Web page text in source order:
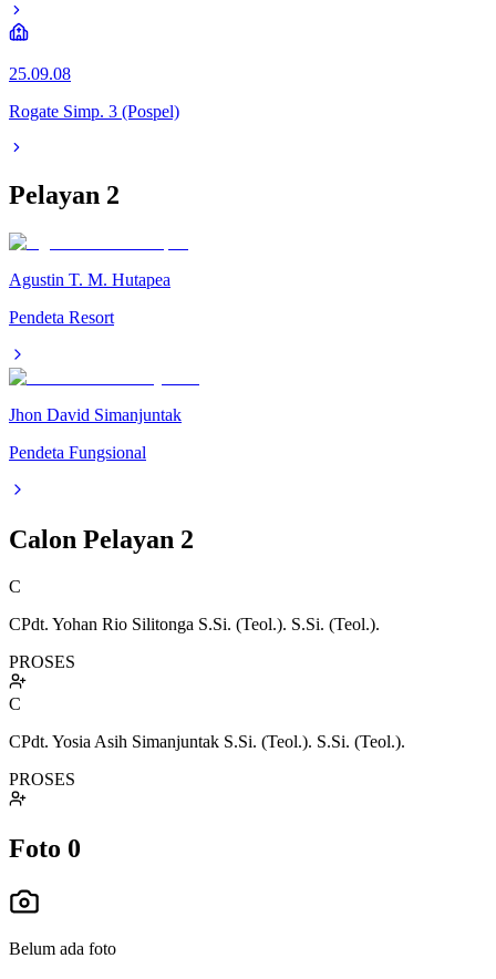
25.09.08
Rogate Simp. 3 (Pospel)
Pelayan 2
Agustin T. M. Hutapea
Pendeta Resort
Jhon David Simanjuntak
Pendeta Fungsional
Calon Pelayan 2
C
CPdt. Yohan Rio Silitonga S.Si. (Teol.). S.Si. (Teol.).
PROSES
C
CPdt. Yosia Asih Simanjuntak S.Si. (Teol.). S.Si. (Teol.).
PROSES
Foto 0
Belum ada foto